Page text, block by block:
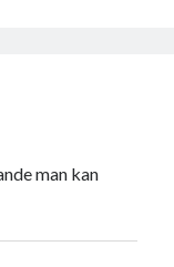
man kan